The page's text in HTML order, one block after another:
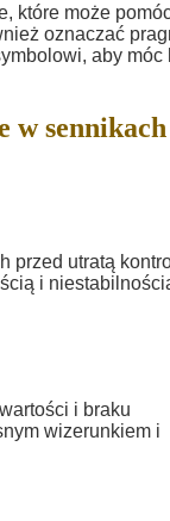
które może
oznaczać
aby
w sennikach
przed utratą
i
i braku
wizerunkiem i